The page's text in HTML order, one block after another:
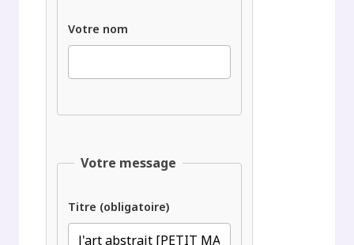
Votre nom
Votre message
Titre (obligatoire)